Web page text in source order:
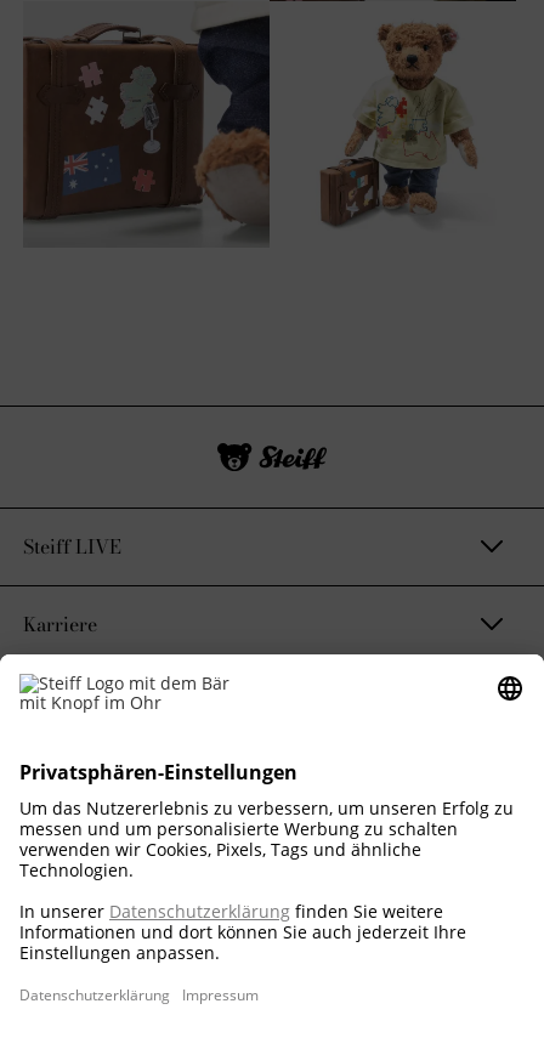
Steiff LIVE
Karriere
Kontakt & Rechtliches
Nachhaltigkeitsversprechen
Corporate Business